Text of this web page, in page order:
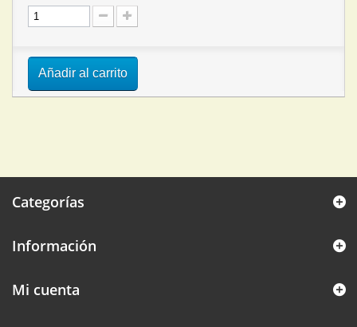
Añadir al carrito
Categorías
Información
Mi cuenta